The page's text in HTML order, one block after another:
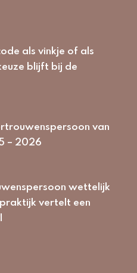
als vinkje of als
blijft bij de
van
– 2026
wettelijk
vertelt een